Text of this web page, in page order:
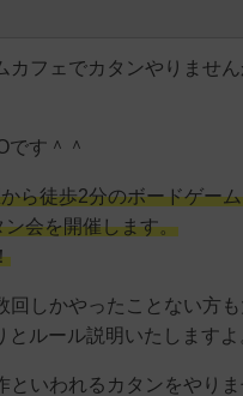
カフェでカタンやりませ
です＾＾
ら徒歩2分のボードゲー
会を開催します。
回しかやったことない方
とルール説明いたしますよ
といわれるカタンをやり